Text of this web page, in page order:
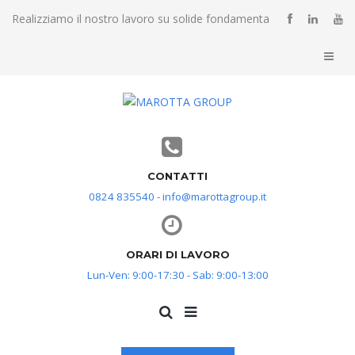
Realizziamo il nostro lavoro su solide fondamenta
CONTATTI
0824 835540 - info@marottagroup.it
ORARI DI LAVORO
Lun-Ven: 9:00-17:30 - Sab: 9:00-13:00